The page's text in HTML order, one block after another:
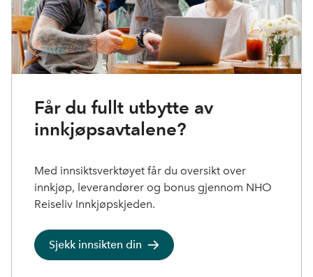
Får du fullt utbytte av
innkjøpsavtalene?
Med innsiktsverktøyet får du oversikt over
innkjøp, leverandører og bonus gjennom NHO
Reiseliv Innkjøpskjeden.
Sjekk innsikten din